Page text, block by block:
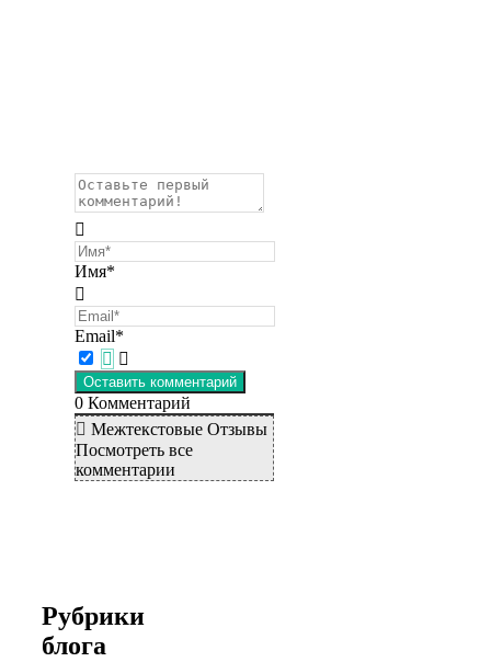
Имя*
Email*
0 Комментарий
Межтекстовые Отзывы
Посмотреть все
комментарии
Рубрики
блога